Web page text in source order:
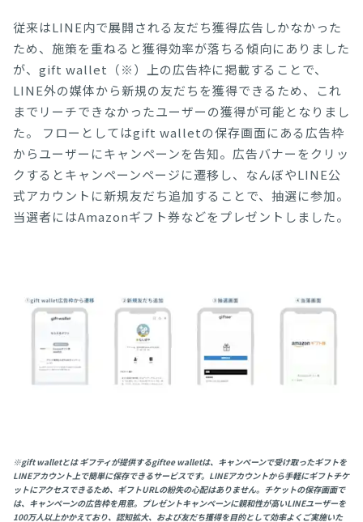
従来はLINE内で展開される友だち獲得広告しかなかった
ため、施策を重ねると獲得効率が落ちる傾向にありました
が、gift wallet（※）上の広告枠に掲載することで、
LINE外の媒体から新規の友だちを獲得できるため、これ
までリーチできなかったユーザーの獲得が可能となりまし
た。 フローとしてはgift walletの保存画面にある広告枠
からユーザーにキャンペーンを告知。広告バナーをクリッ
クするとキャンペーンページに遷移し、なんぼやLINE公
式アカウントに新規友だち追加することで、抽選に参加。
当選者にはAmazonギフト券などをプレゼントしました。
※gift walletとは ギフティが提供するgiftee walletは、キャンペーンで受け取ったギフトを
LINEアカウント上で簡単に保存できるサービスです。LINEアカウントから手軽にギフトチケ
ットにアクセスできるため、ギフトURLの紛失の心配はありません。チケットの保存画面で
は、キャンペーンの広告枠を用意。プレゼントキャンペーンに親和性が高いLINEユーザーを
100万人以上かかえており、認知拡大、および友だち獲得を目的として効率よくご実施いた